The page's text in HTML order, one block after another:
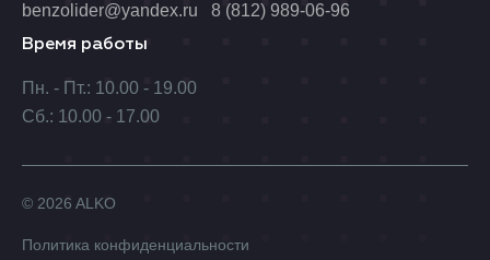
Время работы
Пн. - Пт.: 10.00 - 19.00
Сб.: 10.00 - 17.00
benzolider@yandex.ru 8 (812) 989-06-96
© 2026 ALKO
Политика конфиденциальности